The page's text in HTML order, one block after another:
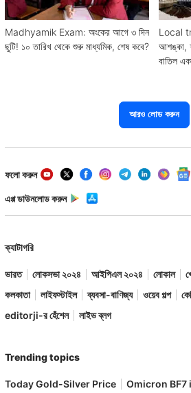
Madhyamik Exam: অংকের আগে ৩ দিন
ছুটি! ১০ তারিখ থেকে শুরু মাধ্যমিক, শেষ কবে?
Local
আশঙ্কা,
বাতিল
আরও লোড করুন
ফলো করুন
এপ্প ডাউনলোড করুন
ক্যাটাগরি
ভারত লোকসভা ২০২৪ আইপিএল ২০২৪ লোকাল
কলকাতা
লাইফস্টাইল ব্যবসা-বাণিজ্য ওয়েব গল্প
editorji-র হেঁশেল
লাইভ ব্লগ
Trending topics
Today Gold-Silver Price
Omicron BF7